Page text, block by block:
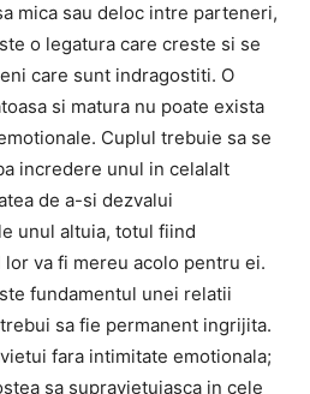
mica sau deloc intre parteneri,
o legatura care creste si se
care sunt indragostiti. O
si matura nu poate exista
Cuplul trebuie sa se
incredere unul in celalalt
de a-si dezvalui
unul altuia, totul fiind
va fi mereu acolo pentru ei.
fundamentul unei relatii
sa fie permanent ingrijita.
fara intimitate emotionala;
sa supravietuiasca in cele